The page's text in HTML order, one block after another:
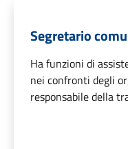
Segretario
Ha funzioni di
nei confronti degli
responsabile della